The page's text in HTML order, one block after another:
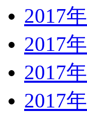
2017
2017
2017
2017